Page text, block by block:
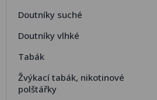
Doutníky suché
Doutníky vlhké
Tabák
Žvýkací tabák, nikotinové
polštářky